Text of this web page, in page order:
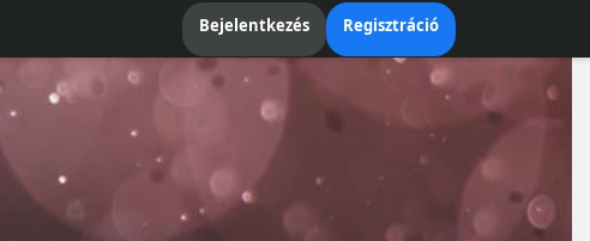
Bejelentkezés Regisztráció